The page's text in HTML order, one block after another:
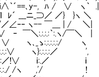
､y-, ﾊ / ∨ ヽ｀ .| 問
´ ___ニ_⊃／ ／} }ヽ
ヽ-- ￣＿ | / ＼|
｀:.ヽ/￣＼ | あと
､_ゝ:.:.:.:.:/ ヽ
ヽ}:.:.:.:／ ',
ｉ:.／ ｉ
/ヽ ,'/ !